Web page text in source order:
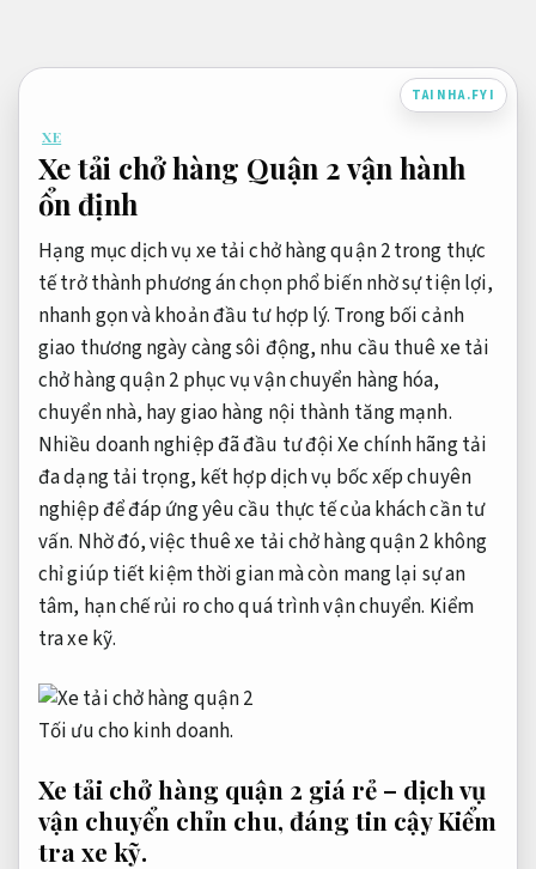
nội
TAINHA.FYI
XE
Xe tải chở hàng Quận 2 vận hành
ổn định
Hạng mục dịch vụ xe tải chở hàng quận 2 trong thực
tế trở thành phương án chọn phổ biến nhờ sự tiện lợi,
nhanh gọn và khoản đầu tư hợp lý. Trong bối cảnh
giao thương ngày càng sôi động, nhu cầu thuê xe tải
chở hàng quận 2 phục vụ vận chuyển hàng hóa,
chuyển nhà, hay giao hàng nội thành tăng mạnh.
Nhiều doanh nghiệp đã đầu tư đội Xe chính hãng tải
đa dạng tải trọng, kết hợp dịch vụ bốc xếp chuyên
nghiệp để đáp ứng yêu cầu thực tế của khách cần tư
vấn. Nhờ đó, việc thuê xe tải chở hàng quận 2 không
chỉ giúp tiết kiệm thời gian mà còn mang lại sự an
tâm, hạn chế rủi ro cho quá trình vận chuyển. Kiểm
tra xe kỹ.
Tối ưu cho kinh doanh.
Xe tải chở hàng quận 2 giá rẻ – dịch vụ
vận chuyển chỉn chu, đáng tin cậyKiểm
tra xe kỹ.